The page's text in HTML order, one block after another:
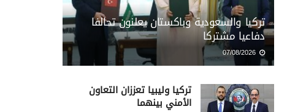
تركيا والسعودية وباكستان يعلنون تحالفا
دفاعيا مشتركا
تركيا وليبيا تعززان التعاون
الأمني بينهما